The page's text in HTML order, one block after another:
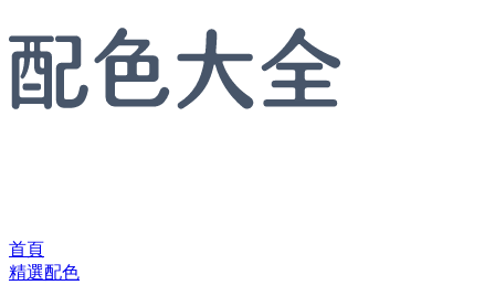
首頁
精選配色